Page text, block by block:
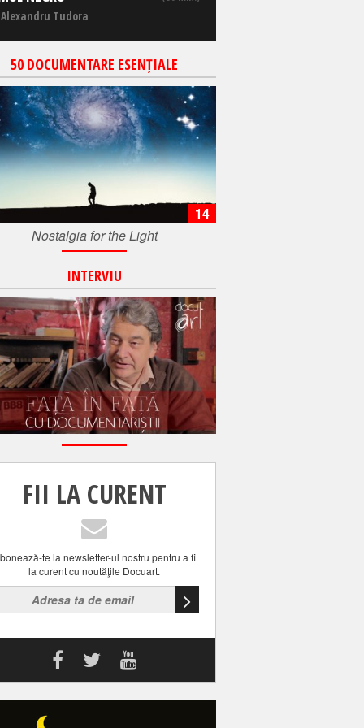
Tudora
50 DOCUMENTARE ESENȚIALE
Nostalgia for the Light
14
INTERVIU
FII LA CURENT
te la newsletter-ul nostru pentru a fi
la curent cu noutăţile Docuart.